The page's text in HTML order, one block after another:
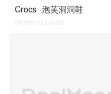
Crocs 泡芙洞洞鞋
@dealmoon.de